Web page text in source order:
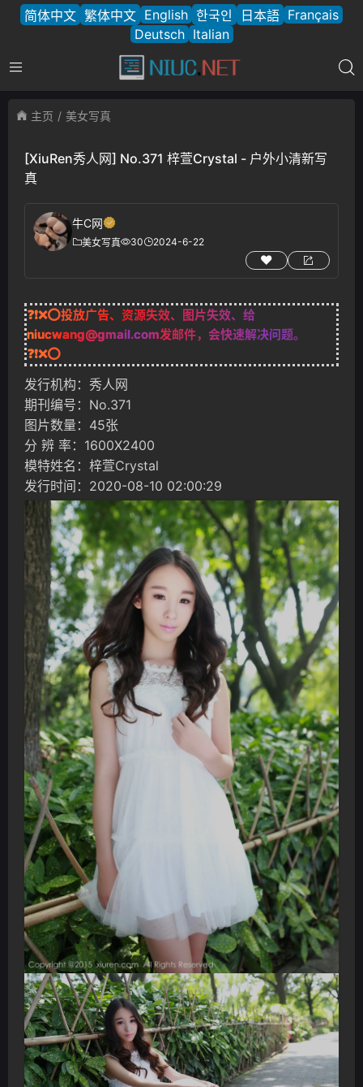
简体中文 繁体中文 English 한국인 日本語 Français
Deutsch Italian
主页 美女写真
[XiuRen秀人网] No.371 梓萱Crystal - 户外小清新写
真
牛C网
美女写真 30 2024-6-22
❓❗❌⭕投放广告、资源失效、图片失效、给
niucwang@gmail.com发邮件，会快速解决问题。
❓❗❌⭕
发行机构：秀人网
期刊编号：No.371
图片数量：45张
分 辨 率：1600X2400
模特姓名：梓萱Crystal
发行时间：2020-08-10 02:00:29